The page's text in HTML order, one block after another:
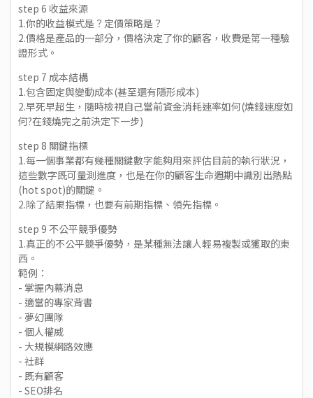
step 6 收益來源
1.你的收益模式是？定價策略是？
2.價格是產品的一部分，價格決定了你的顧客，收費是第一種驗
證形式。
step 7 成本結構
1.包含固定與變動成本(甚至還有隱形成本)
2.早死早超生，隨時檢視自己當前資金消耗速率如何(燒錢速度如
何?在錢燒完之前決定下一步)
step 8 關鍵指標
1.每一個事業都有幾種關鍵數字能夠用來評估目前的執行狀況，
這些數字既可量測進度，也是在你的顧客生命週期中識別出熱點
(hot spot)的關鍵。
2.除了結果指標，也要有前期指標、領先指標。
step 9 不公平競爭優勢
1.真正的不公平競爭優勢，是某種無法讓人輕易複製或獲取的東
西。
範例：
- 掌握內幕消息
- 適當的專家背書
- 夢幻團隊
- 個人權威
- 大規模網路效應
- 社群
- 既有顧客
- SEO排名